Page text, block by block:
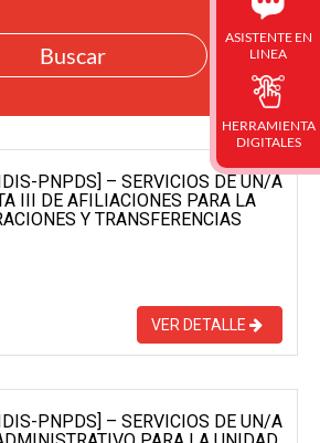
PNPDS] – SERVICIOS DE UN/A
III DE AFILIACIONES PARA LA
Y TRANSFERENCIAS
VER DETALLE
PNPDS] – SERVICIOS DE UN/A
ASISTENTE EN
LINEA
HERRAMIENTA
DIGITALES